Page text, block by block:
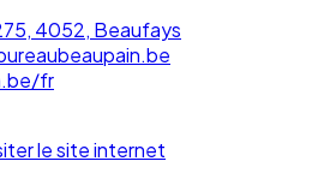
4052, Beaufays
fr
le site internet